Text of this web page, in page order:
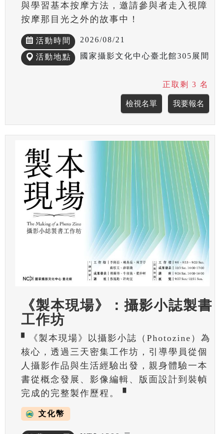
與學習基本按摩方法，邀請參與者走入視障
按摩那目光之外的故事中！
活動時間 2026/08/21
活動地點 國家攝影文化中心臺北館305展間
正取剩 3 名
《製本現場》：攝影小誌製書
工作坊
▘《製本現場》以攝影小誌（Photozine）為
核心，透過三天密集工作坊，引導學員從個
人攝影作品與生活經驗出發，親身體驗一本
書從概念發展、影像編輯、版面設計到裝幀
完成的完整製作歷程。▝
文化幣